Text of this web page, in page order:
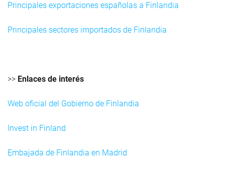
Principales exportaciones españolas a Finlandia
Principales sectores importados de Finlandia
>> Enlaces de interés
Web oficial del Gobierno de Finlandia
Invest in Finland
Embajada de Finlandia en Madrid